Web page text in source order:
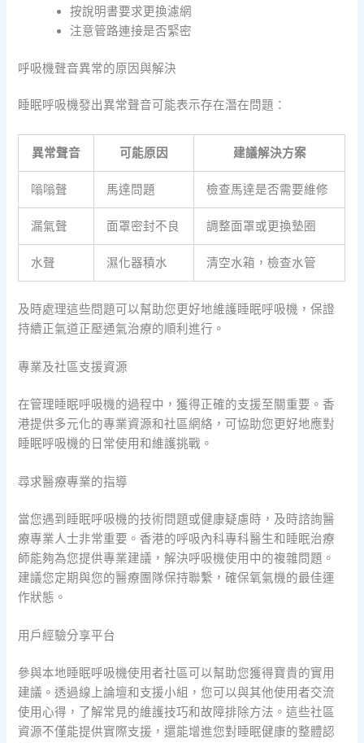
按說明書要求更換濾網
注意管路連接是否緊密
呼吸機聲音異常的原因與解決
睡眠呼吸機發出異常聲音可能表示存在潛在問題：
異常聲音 可能原因 建議解決方案
嗡嗡聲 馬達問題 檢查馬達是否需要維修
漏氣聲 面罩密封不良 調整面罩或更換墊圈
水聲 濕化器積水 清空水箱，檢查水管
及時處理這些問題可以幫助您更好地維護睡眠呼吸機，保證
持續正氣道正壓通氣治療的順利進行。
專業及社區支援資源
在管理睡眠呼吸機的過程中，獲得正確的支援至關重要。香
港提供多元化的專業資源和社區網絡，可協助您更好地應對
睡眠呼吸機的日常使用和維護挑戰。
尋求醫療專業的指導
當您遇到睡眠呼吸機的技術問題或健康疑慮時，及時諮詢醫
療專業人士非常重要。香港的呼吸內科專科醫生和睡眠治療
師能夠為您提供專業建議，解決呼吸機使用中的複雜問題。
建議您定期與您的醫療團隊保持聯繫，確保氧氣機的最佳運
作狀態。
用戶經驗分享平台
參與本地睡眠呼吸機使用者社區可以幫助您獲得寶貴的實用
建議。透過線上論壇和支援小組，您可以與其他使用者交流
使用心得，了解常見的維護技巧和故障排除方法。這些社區
資源不僅能提供實際支援，還能增進您對睡眠健康的整體認